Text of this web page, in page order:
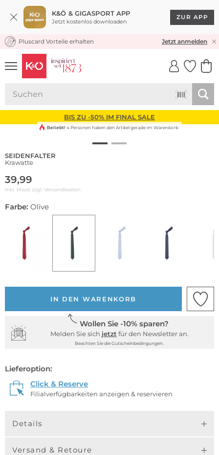
K&Ö & GIGASPORT APP
Jetzt kostenlos downloaden
ZUR APP
KOSTENLOSER VERSAND* & RÜCKVERSAND
Pluscard Vorteile erhalten Jetzt anmelden
UNSERE APP
CLICK &
BIS ZU -50% IM FINAL SALE
Beliebt! 4 Personen haben den Artikel gerade im Warenkorb
SEIDENFALTER
Krawatte
39,99
inkl. Mwst zzgl. Versandkosten
Farbe: Olive
IN DEN WARENKORB
Wollen Sie -10% sparen?
Melden Sie sich jetzt für den Newsletter an.
Beachten Sie die Gutscheinbedingungen.
Lieferoption:
Click & Reserve
Filialverfügbarkeiten anzeigen & reservieren
Details
Versand & Retoure